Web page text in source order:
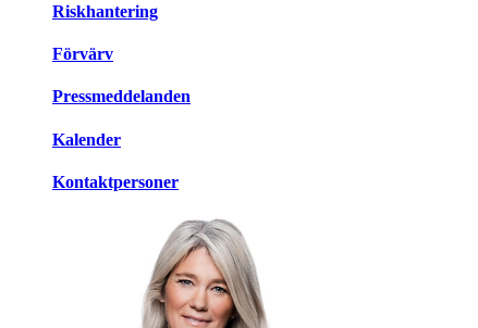
Riskhantering
Förvärv
Pressmeddelanden
Kalender
Kontaktpersoner